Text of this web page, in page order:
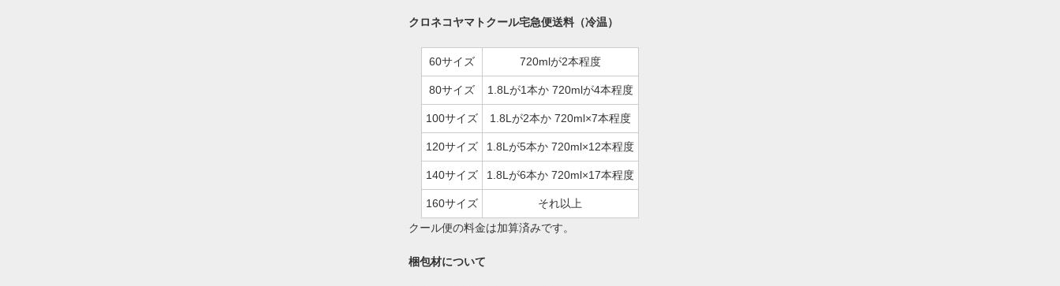
クロネコヤマトクール宅急便送料（冷温）
60サイズ 720mlが2本程度
80サイズ 1.8Lが1本か 720mlが4本程度
100サイズ 1.8Lが2本か 720ml×7本程度
120サイズ 1.8Lが5本か 720ml×12本程度
140サイズ 1.8Lが6本か 720ml×17本程度
160サイズ
それ以上
クール便の料金は加算済みです。
梱包材について